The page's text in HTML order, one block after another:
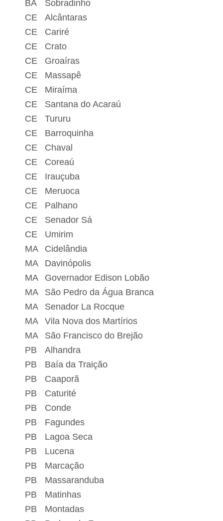
BA
Sobradinho
CE
Alcântaras
CE
Cariré
CE
Crato
CE
Groaíras
CE
Massapê
CE
Miraíma
CE
Santana do Acaraú
CE
Tururu
CE
Barroquinha
CE
Chaval
CE
Coreaú
CE
Irauçuba
CE
Meruoca
CE
Palhano
CE
Senador Sá
CE
Umirim
MA
Cidelândia
MA
Davinópolis
MA
Governador Edison Lobão
MA
São Pedro da Água Branca
MA
Senador La Rocque
MA
Vila Nova dos Martírios
MA
São Francisco do Brejão
PB
Alhandra
PB
Baía da Traição
PB
Caaporã
PB
Caturité
PB
Conde
PB
Fagundes
PB
Lagoa Seca
PB
Lucena
PB
Marcação
PB
Massaranduba
PB
Matinhas
PB
Montadas